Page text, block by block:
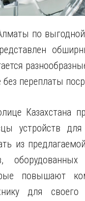
по
переплаты
Казахстана
устройств
из
повышают
для